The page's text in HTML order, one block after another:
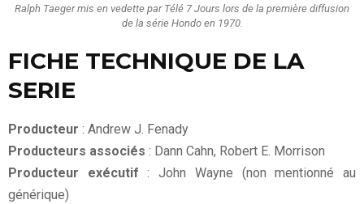
Ralph Taeger mis en vedette par Télé 7 Jours lors de la première diffusion
de la série Hondo en 1970.
FICHE TECHNIQUE DE LA
SERIE
Producteur : Andrew J. Fenady
Producteurs associés : Dann Cahn, Robert E. Morrison
Producteur exécutif : John Wayne (non mentionné au
générique)